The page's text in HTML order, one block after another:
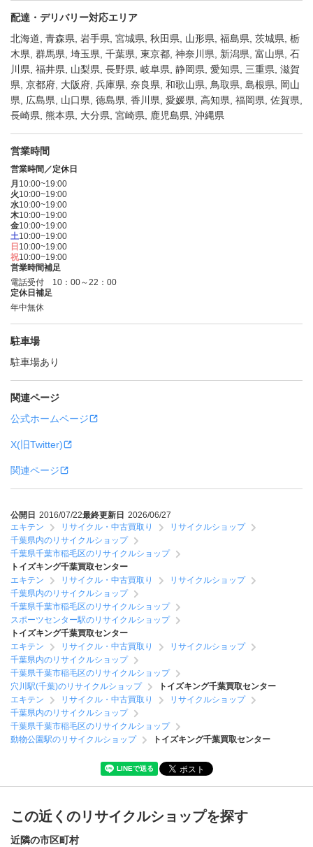
配達・デリバリー対応エリア
北海道, 青森県, 岩手県, 宮城県, 秋田県, 山形県, 福島県, 茨城県, 栃
木県, 群馬県, 埼玉県, 千葉県, 東京都, 神奈川県, 新潟県, 富山県, 石
川県, 福井県, 山梨県, 長野県, 岐阜県, 静岡県, 愛知県, 三重県, 滋賀
県, 京都府, 大阪府, 兵庫県, 奈良県, 和歌山県, 鳥取県, 島根県, 岡山
県, 広島県, 山口県, 徳島県, 香川県, 愛媛県, 高知県, 福岡県, 佐賀県,
長崎県, 熊本県, 大分県, 宮崎県, 鹿児島県, 沖縄県
営業時間
営業時間／定休日
月 10:00~19:00
火10:00~19:00
水10:00~19:00
木10:00~19:00
金10:00~19:00
土10:00~19:00
日 10:00~19:00
祝10:00~19:00
営業時間補足
電話受付 10：00～22：00
定休日補足
年中無休
駐車場
駐車場あり
関連ページ
公式ホームページ
X(旧Twitter)
関連ページ
公開日 2016/07/22最終更新日 2026/06/27
エキテン
リサイクル・中古買取り
リサイクルショップ
千葉県内のリサイクルショップ
千葉県千葉市稲毛区のリサイクルショップ
トイズキング千葉買取センター
エキテン
リサイクル・中古買取り
リサイクルショップ
千葉県内のリサイクルショップ
千葉県千葉市稲毛区のリサイクルショップ
スポーツセンター駅のリサイクルショップ
トイズキング千葉買取センター
エキテン
リサイクル・中古買取り
リサイクルショップ
千葉県内のリサイクルショップ
千葉県千葉市稲毛区のリサイクルショップ
穴川駅(千葉)のリサイクルショップ
トイズキング千葉買取センター
エキテン
リサイクル・中古買取り
リサイクルショップ
千葉県内のリサイクルショップ
千葉県千葉市稲毛区のリサイクルショップ
動物公園駅のリサイクルショップ
トイズキング千葉買取センター
この近くのリサイクルショップを探す
近隣の市区町村